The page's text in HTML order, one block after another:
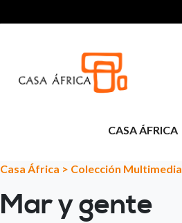
CASA ÁFRICA
Casa África > Colección Multimedia
Mar y gente